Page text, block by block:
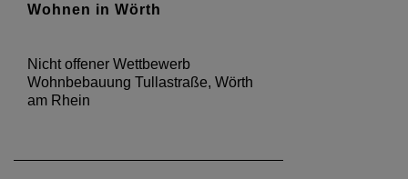
Wohnen in Wörth
Nicht offener Wettbewerb
Wohnbebauung Tullastraße, Wörth
am Rhein